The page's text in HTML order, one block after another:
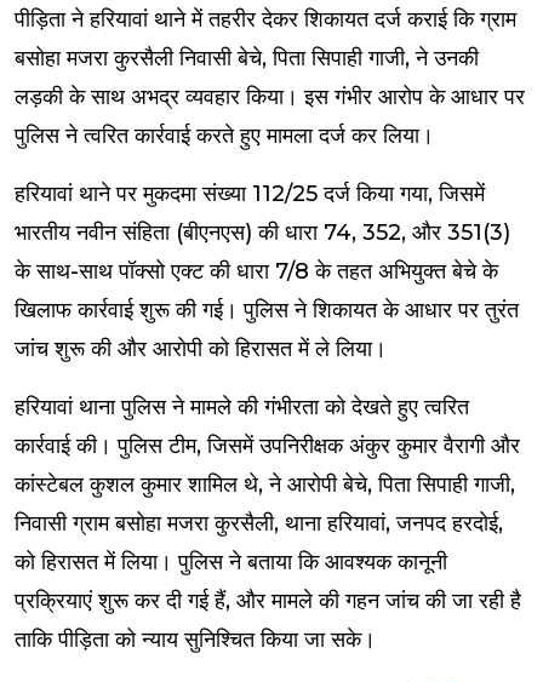
पीड़िता ने हरियावां थाने में तहरीर देकर शिकायत दर्ज कराई कि ग्राम
बसोहा मजरा कुरसैली निवासी बेचे, पिता सिपाही गाजी, ने उनकी
लड़की के साथ अभद्र व्यवहार किया। इस गंभीर आरोप के आधार पर
पुलिस ने त्वरित कार्रवाई करते हुए मामला दर्ज कर लिया।
हरियावां थाने पर मुकदमा संख्या 112/25 दर्ज किया गया, जिसमें
भारतीय नवीन संहिता (बीएनएस) की धारा 74, 352, और 351(3)
के साथ-साथ पॉक्सो एक्ट की धारा 7/8 के तहत अभियुक्त बेचे के
खिलाफ कार्रवाई शुरू की गई। पुलिस ने शिकायत के आधार पर तुरंत
जांच शुरू की और आरोपी को हिरासत में ले लिया।
हरियावां थाना पुलिस ने मामले की गंभीरता को देखते हुए त्वरित
कार्रवाई की। पुलिस टीम, जिसमें उपनिरीक्षक अंकुर कुमार वैरागी और
कांस्टेबल कुशल कुमार शामिल थे, ने आरोपी बेचे, पिता सिपाही गाजी,
निवासी ग्राम बसोहा मजरा कुरसैली, थाना हरियावां, जनपद हरदोई,
को हिरासत में लिया। पुलिस ने बताया कि आवश्यक कानूनी
प्रक्रियाएं शुरू कर दी गई हैं, और मामले की गहन जांच की जा रही है
ताकि पीड़िता को न्याय सुनिश्चित किया जा सके।